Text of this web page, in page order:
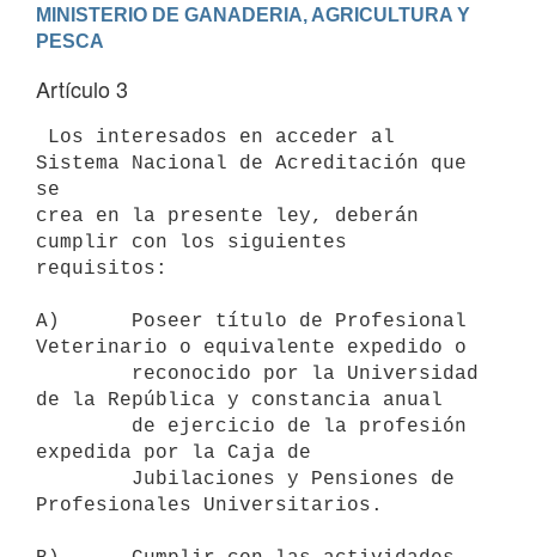
MINISTERIO DE GANADERIA, AGRICULTURA Y
PESCA
Artículo 3
Sistema Nacional de Acreditación que
se
crea en la presente ley, deberán
cumplir con los siguientes
requisitos:
A)      Poseer título de Profesional
Veterinario o equivalente expedido o
de la República y constancia anual
expedida por la Caja de
Profesionales Universitarios.